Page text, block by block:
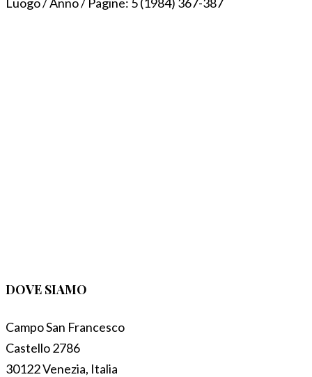
DOVE SIAMO
Campo San Francesco
Castello 2786
30122 Venezia, Italia